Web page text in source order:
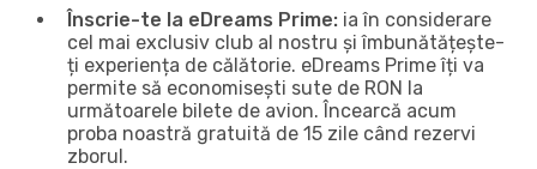
Înscrie-te la eDreams Prime: ia în considerare
cel mai exclusiv club al nostru și îmbunătățește-
ți experiența de călătorie. eDreams Prime îți va
permite să economisești sute de RON la
următoarele bilete de avion. Încearcă acum
proba noastră gratuită de 15 zile când rezervi
zborul.